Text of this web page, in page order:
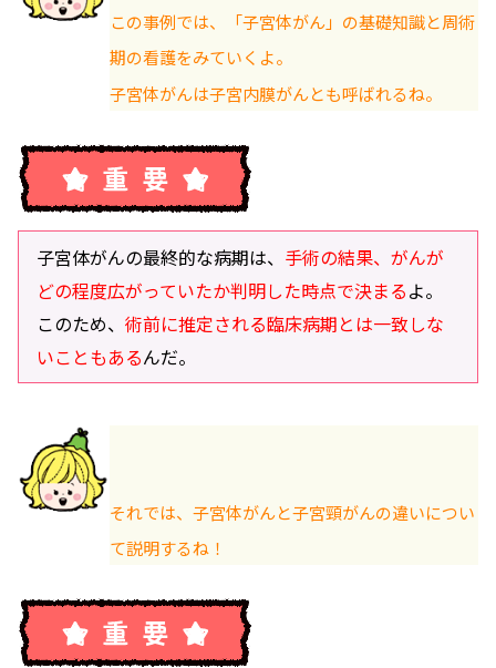
この事例では、「子宮体がん」の基礎知識と周術
期の看護をみていくよ。
子宮体がんは子宮内膜がんとも呼ばれるね。
子宮体がんの最終的な病期は、 手術の結果、がんが
どの程度広がっていたか判明した時点で決まるよ。
このため、 術前に推定される臨床病期とは一致しな
いこともあるんだ。
それでは、子宮体がんと子宮頸がんの違いについ
て説明するね！